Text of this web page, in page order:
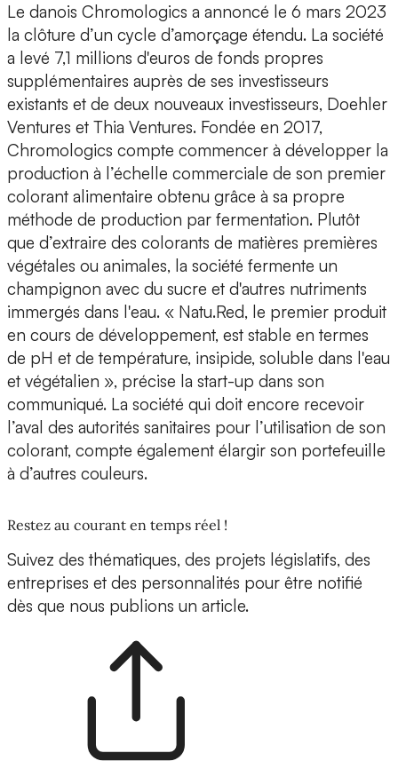
Le danois Chromologics a annoncé le 6 mars 2023
la clôture d’un cycle d’amorçage étendu. La société
a levé 7,1 millions d'euros de fonds propres
supplémentaires auprès de ses investisseurs
existants et de deux nouveaux investisseurs, Doehler
Ventures et Thia Ventures. Fondée en 2017,
Chromologics compte commencer à développer la
production à l’échelle commerciale de son premier
colorant alimentaire obtenu grâce à sa propre
méthode de production par fermentation. Plutôt
que d’extraire des colorants de matières premières
végétales ou animales, la société fermente un
champignon avec du sucre et d'autres nutriments
immergés dans l'eau. « Natu.Red, le premier produit
en cours de développement, est stable en termes
de pH et de température, insipide, soluble dans l'eau
et végétalien », précise la start-up dans son
communiqué. La société qui doit encore recevoir
l’aval des autorités sanitaires pour l’utilisation de son
colorant, compte également élargir son portefeuille
à d’autres couleurs.
Restez au courant en temps réel !
Suivez des thématiques, des projets législatifs, des
entreprises et des personnalités pour être notifié
dès que nous publions un article.